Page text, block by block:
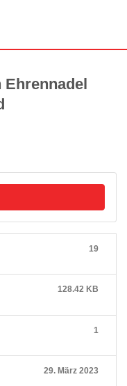
19
128.42 KB
1
29. März 2023